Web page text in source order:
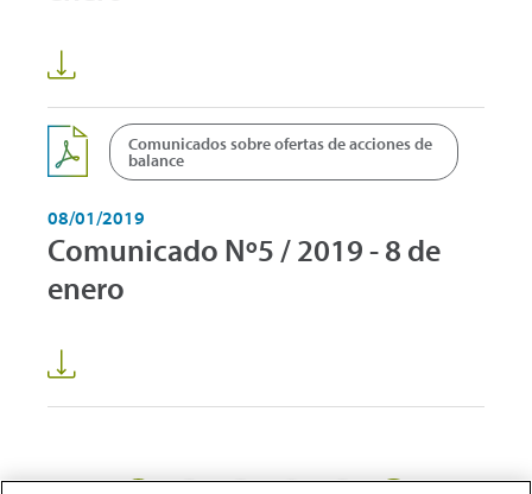
Comunicados sobre ofertas de acciones de
balance
08/01/2019
Comunicado Nº5 / 2019 - 8 de
enero